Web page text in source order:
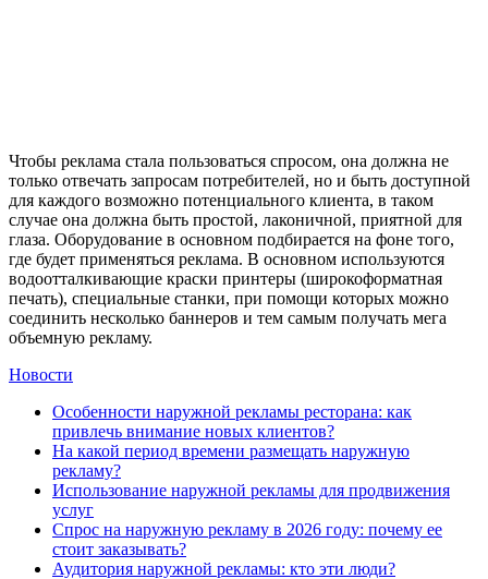
Чтобы реклама стала пользоваться спросом, она должна не
только отвечать запросам потребителей, но и быть доступной
для каждого возможно потенциального клиента, в таком
случае она должна быть простой, лаконичной, приятной для
глаза. Оборудование в основном подбирается на фоне того,
где будет применяться реклама. В основном используются
водоотталкивающие краски принтеры (широкоформатная
печать), специальные станки, при помощи которых можно
соединить несколько баннеров и тем самым получать мега
объемную рекламу.
Новости
Особенности наружной рекламы ресторана: как
привлечь внимание новых клиентов?
На какой период времени размещать наружную
рекламу?
Использование наружной рекламы для продвижения
услуг
Спрос на наружную рекламу в 2026 году: почему ее
стоит заказывать?
Аудитория наружной рекламы: кто эти люди?